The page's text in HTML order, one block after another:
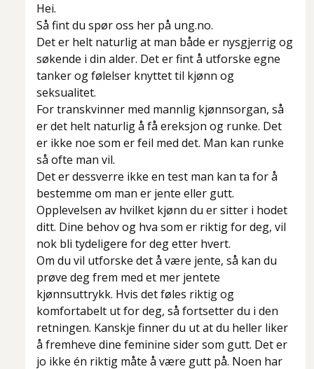
Hei.
Så fint du spør oss her på ung.no.
Det er helt naturlig at man både er nysgjerrig og
søkende i din alder. Det er fint å utforske egne
tanker og følelser knyttet til kjønn og
seksualitet.
For transkvinner med mannlig kjønnsorgan, så
er det helt naturlig å få ereksjon og runke. Det
er ikke noe som er feil med det. Man kan runke
så ofte man vil.
Det er dessverre ikke en test man kan ta for å
bestemme om man er jente eller gutt.
Opplevelsen av hvilket kjønn du er sitter i hodet
ditt. Dine behov og hva som er riktig for deg, vil
nok bli tydeligere for deg etter hvert.
Om du vil utforske det å være jente, så kan du
prøve deg frem med et mer jentete
kjønnsuttrykk. Hvis det føles riktig og
komfortabelt ut for deg, så fortsetter du i den
retningen. Kanskje finner du ut at du heller liker
å fremheve dine feminine sider som gutt. Det er
jo ikke én riktig måte å være gutt på. Noen har